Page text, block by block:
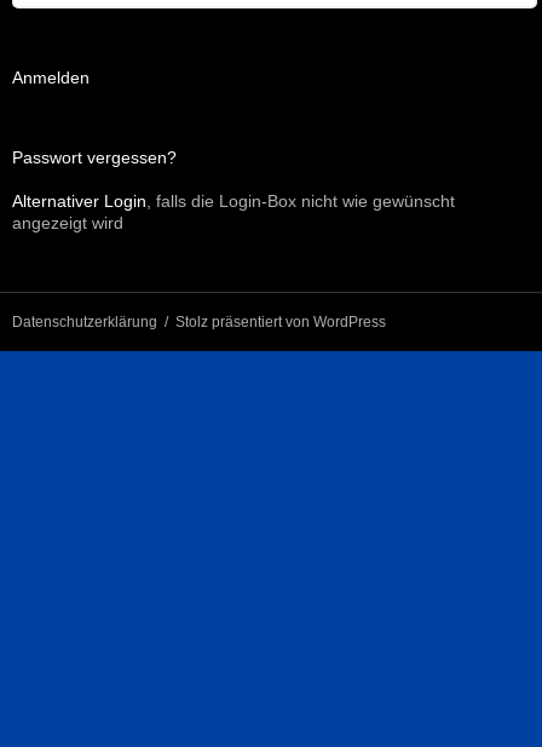
Anmelden
Passwort vergessen?
Alternativer Login , falls die Login-Box nicht wie gewünscht
angezeigt wird
Datenschutzerklärung Stolz präsentiert von WordPress